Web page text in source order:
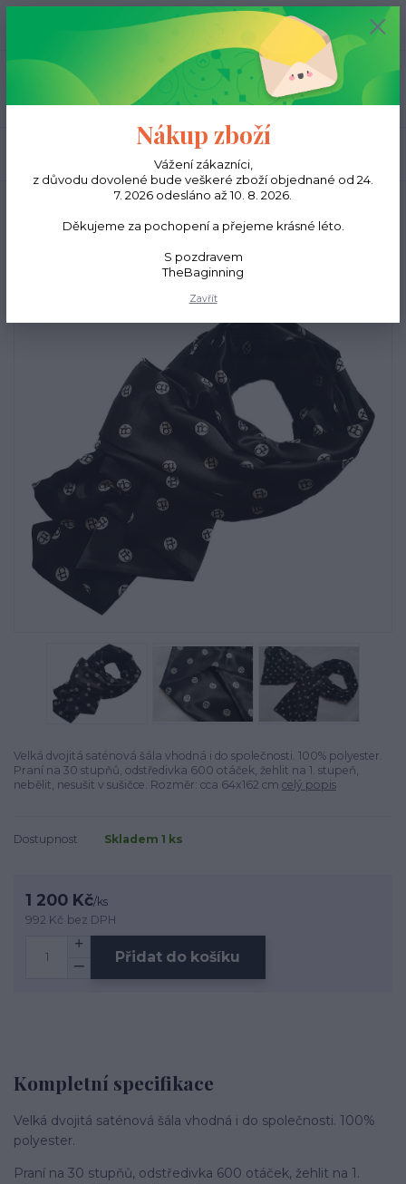
Menu
0,00 Kč
Úvod Šátky Velká šála puntík
Velká šála puntík
Velká dvojitá saténová šála vhodná i do společnosti. 100% polyester.
Praní na 30 stupňů, odstředivka 600 otáček, žehlit na 1. stupeň,
nebělit, nesušit v sušičce. Rozměr: cca 64x162 cm celý popis
Dostupnost Skladem 1 ks
1 200 Kč/ks
992 Kč bez DPH
Přidat do košíku
Kompletní specifikace
Velká dvojitá saténová šála vhodná i do společnosti. 100%
polyester.
Praní na 30 stupňů, odstředivka 600 otáček, žehlit na 1.
Nákup zboží
Vážení zákazníci,
z důvodu dovolené bude veškeré zboží objednané od 24.
7. 2026 odesláno až 10. 8. 2026.
Děkujeme za pochopení a přejeme krásné léto.
S pozdravem
TheBaginning
Zavřít